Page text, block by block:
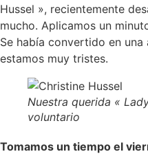
Hussel », recientemente
mucho. Aplicamos un
Se había convertido en
estamos muy tristes.
Nuestra querida «
voluntario
Tomamos un tiempo el